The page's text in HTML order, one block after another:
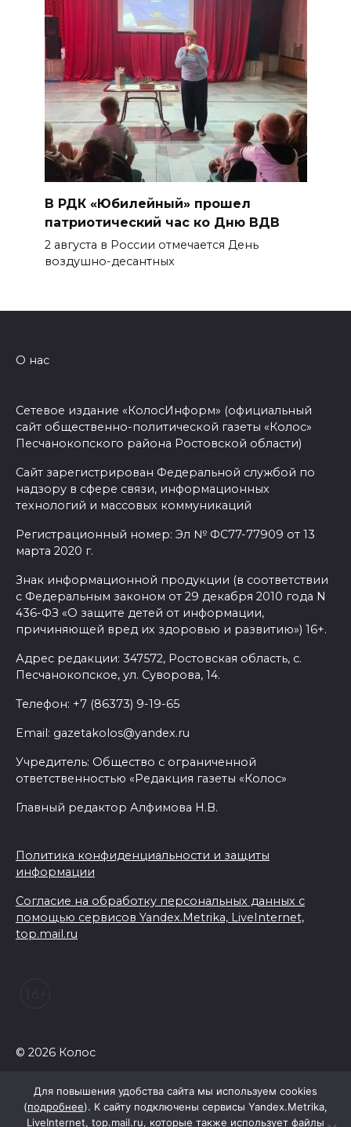
В РДК «Юбилейный» прошел
патриотический час ко Дню ВДВ
2 августа в России отмечается День
воздушно-десантных
О нас
Сетевое издание «КолосИнформ» (официальный
сайт общественно-политической газеты «Колос»
Песчанокопского района Ростовской области)
Сайт зарегистрирован Федеральной службой по
надзору в сфере связи, информационных
технологий и массовых коммуникаций
Регистрационный номер: Эл № ФС77-77909 от 13
марта 2020 г.
Знак информационной продукции (в соответствии
с Федеральным законом от 29 декабря 2010 года N
436-ФЗ «О защите детей от информации,
причиняющей вред их здоровью и развитию») 16+.
Адрес редакции: 347572, Ростовская область, с.
Песчанокопское, ул. Суворова, 14.
Телефон: +7 (86373) 9-19-65
Email: gazetakolos@yandex.ru
Учредитель: Общество с ограниченной
ответственностью «Редакция газеты «Колос»
Главный редактор Алфимова Н.В.
Политика конфиденциальности и защиты
информации
Согласие на обработку персональных данных с
помощью сервисов Yandex.Metrika, LiveInternet,
top.mail.ru
© 2026 Колос
Для повышения удобства сайта мы используем cookies
(подробнее). К сайту подключены сервисы Yandex.Metrika,
LiveInternet, top.mail.ru, которые также использует файлы